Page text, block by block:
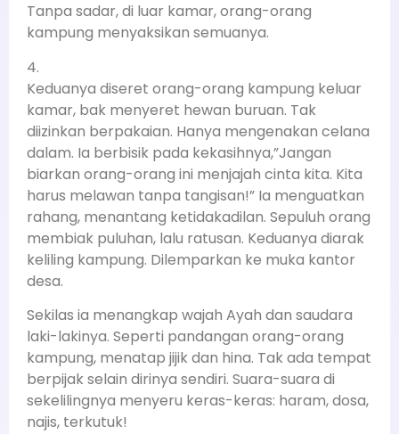
Tanpa sadar, di luar kamar, orang-orang
kampung menyaksikan semuanya.
4.
Keduanya diseret orang-orang kampung keluar
kamar, bak menyeret hewan buruan. Tak
diizinkan berpakaian. Hanya mengenakan celana
dalam. Ia berbisik pada kekasihnya,”Jangan
biarkan orang-orang ini menjajah cinta kita. Kita
harus melawan tanpa tangisan!” Ia menguatkan
rahang, menantang ketidakadilan. Sepuluh orang
membiak puluhan, lalu ratusan. Keduanya diarak
keliling kampung. Dilemparkan ke muka kantor
desa.
Sekilas ia menangkap wajah Ayah dan saudara
laki-lakinya. Seperti pandangan orang-orang
kampung, menatap jijik dan hina. Tak ada tempat
berpijak selain dirinya sendiri. Suara-suara di
sekelilingnya menyeru keras-keras: haram, dosa,
najis, terkutuk!